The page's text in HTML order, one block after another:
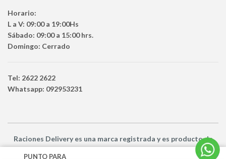
Horario:
L a V: 09:00 a 19:00Hs
Sábado: 09:00 a 15:00 hrs.
Domingo: Cerrado
Tel: 2622 2622
Whatsapp: 092953231
Raciones Deliveryes una marca registrada y es productode
Netbuy Uruguay SRL -© Todos los derechos reservados
PUNTO PARA